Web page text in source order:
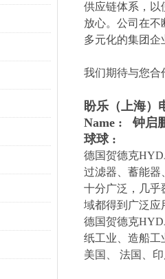
供应链体系，以
放心。公司在不
多元化的集团企
我们期待与您合
盼乐（上海）
Name : 钟启
球球 :
德国贺德克
过滤器、蓄能器
十分广泛，几乎
域都得到广泛应
德国贺德克
纸工业、造船工
美国、 法国、